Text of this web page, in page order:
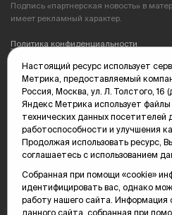
Подпись «партнерская новость» в
имеет рекламный характер.
Политика конфиденциальности
Редакция: 625035, Тюмень, пр.
(3452) 68-89-05
edit@vsluh.ru
Главный редактор: Панкина Т.Ю.
kika@vsluh.ru
По вопросам рекламы:
(3452) 68-89-78
kotovaev@sibinformburo.ru
mim@vsluh.ru
Настоящий ресурс использует
Метрика, предоставляемый
Россия, Москва, ул. Л. Толстого, 16
Яндекс Метрика использует файлы
технических данных посетителей
работоспособности и улучшения
Продолжая использовать ресурс,
соглашаетесь с использованием
Собранная при помощи «cookie»
идентифицировать вас, однако
работу нашего сайта. Информация
данного сайта, собранная при